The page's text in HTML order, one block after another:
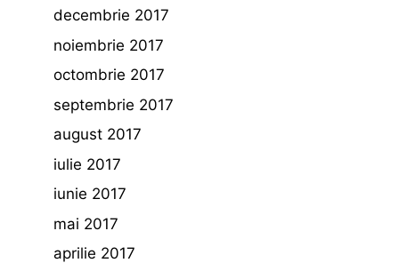
decembrie 2017
noiembrie 2017
octombrie 2017
septembrie 2017
august 2017
iulie 2017
iunie 2017
mai 2017
aprilie 2017